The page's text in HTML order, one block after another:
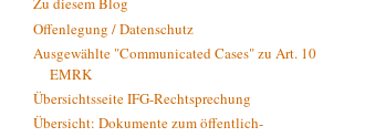
Offenlegung / Datenschutz
Ausgewählte "Communicated Cases" zu Art. 10
EMRK
Übersichtsseite IFG-Rechtsprechung
Übersicht: Dokumente zum öffentlich-